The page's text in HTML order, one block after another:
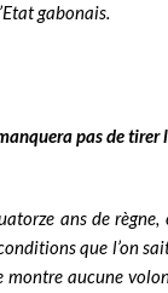
gabonais.
pas de
ans de
que l’on
aucune